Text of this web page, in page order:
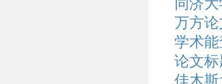
万方
学术
论文
佳木